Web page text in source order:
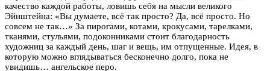
качество каждой работы, ловишь себя на мысли великого
Эйнштейна: «Вы думаете, всё так просто? Да, всё просто. Но
совсем не так…» За пирогами, котами, крокусами, тарелками,
тканями, стульями, подоконниками стоит благодарность
художниц за каждый день, шаг и вещь, им отпущенные. Идея, в
которую можно вглядываться бесконечно долго, пока не
увидишь… ангельское перо.